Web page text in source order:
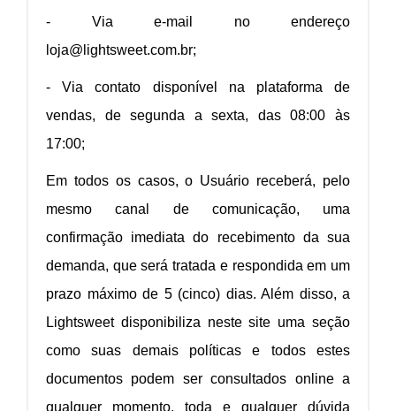
- Via e-mail no endereço
loja@lightsweet.com.br;
- Via contato disponível na plataforma de
vendas, de segunda a sexta, das 08:00 às
17:00;
Em todos os casos, o Usuário receberá, pelo
mesmo canal de comunicação, uma
confirmação imediata do recebimento da sua
demanda, que será tratada e respondida em um
prazo máximo de 5 (cinco) dias. Além disso, a
Lightsweet disponibiliza neste site uma seção
como suas demais políticas e todos estes
documentos podem ser consultados online a
qualquer momento, toda e qualquer dúvida